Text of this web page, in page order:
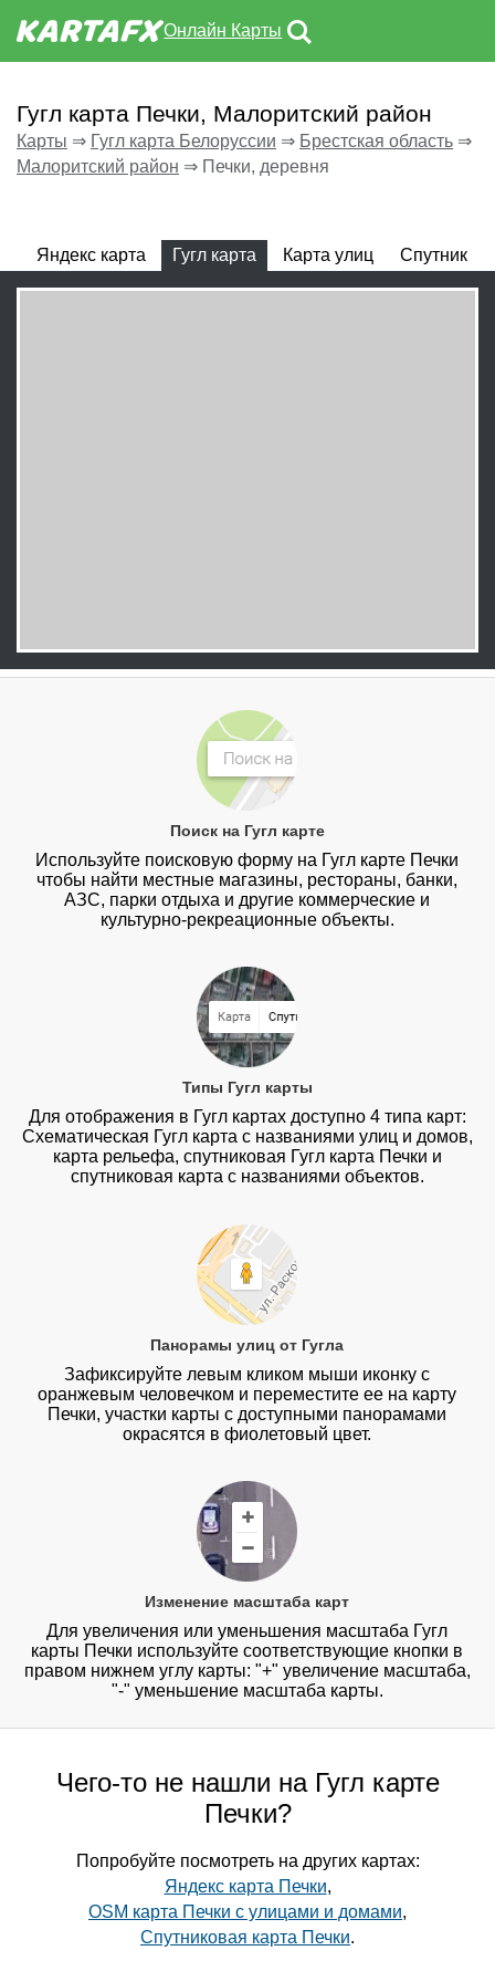
Онлайн Карты
Гугл карта Печки, Малоритский район
Карты ⇒ Гугл карта Белоруссии ⇒ Брестская область ⇒
Малоритский район ⇒ Печки, деревня
Яндекс карта Гугл карта Карта улиц Спутник
Поиск на Гугл карте
Используйте поисковую форму на Гугл карте Печки
чтобы найти местные магазины, рестораны, банки,
АЗС, парки отдыха и другие коммерческие и
культурно-рекреационные объекты.
Типы Гугл карты
Для отображения в Гугл картах доступно 4 типа карт:
Схематическая Гугл карта с названиями улиц и домов,
карта рельефа, спутниковая Гугл карта Печки и
спутниковая карта с названиями объектов.
Панорамы улиц от Гугла
Зафиксируйте левым кликом мыши иконку с
оранжевым человечком и переместите ее на карту
Печки, участки карты с доступными панорамами
окрасятся в фиолетовый цвет.
Изменение масштаба карт
Для увеличения или уменьшения масштаба Гугл
карты Печки используйте соответствующие кнопки в
правом нижнем углу карты: "+" увеличение масштаба,
"-" уменьшение масштаба карты.
Чего-то не нашли на Гугл карте
Печки?
Попробуйте посмотреть на других картах:
Яндекс карта Печки,
OSM карта Печки с улицами и домами,
Спутниковая карта Печки.